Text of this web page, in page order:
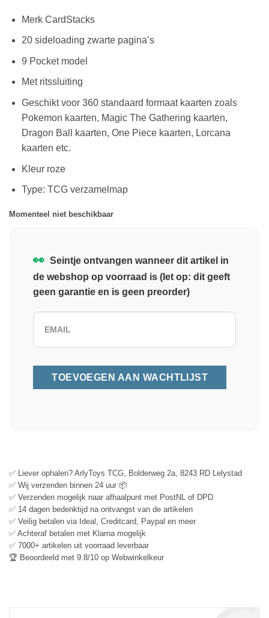
Merk CardStacks
20 sideloading zwarte pagina’s
9 Pocket model
Met ritssluiting
Geschikt voor 360 standaard formaat kaarten zoals
Pokemon kaarten, Magic The Gathering kaarten,
Dragon Ball kaarten, One Piece kaarten, Lorcana
kaarten etc.
Kleur roze
Type: TCG verzamelmap
Momenteel niet beschikbaar
👀 Seintje ontvangen wanneer dit artikel in
de webshop op voorraad is (let op: dit geeft
geen garantie en is geen preorder)
✅ Liever ophalen? ArlyToys TCG, Bolderweg 2a, 8243 RD Lelystad
✅ Wij verzenden binnen 24 uur 📦
✅ Verzenden mogelijk naar afhaalpunt met PostNL of DPD
✅ 14 dagen bedenktijd na ontvangst van de artikelen
✅ Veilig betalen via Ideal, Creditcard, Paypal en meer
✅ Achteraf betalen met Klarna mogelijk
✅ 7000+ artikelen uit voorraad leverbaar
🏆 Beoordeeld met 9.8/10 op Webwinkelkeur